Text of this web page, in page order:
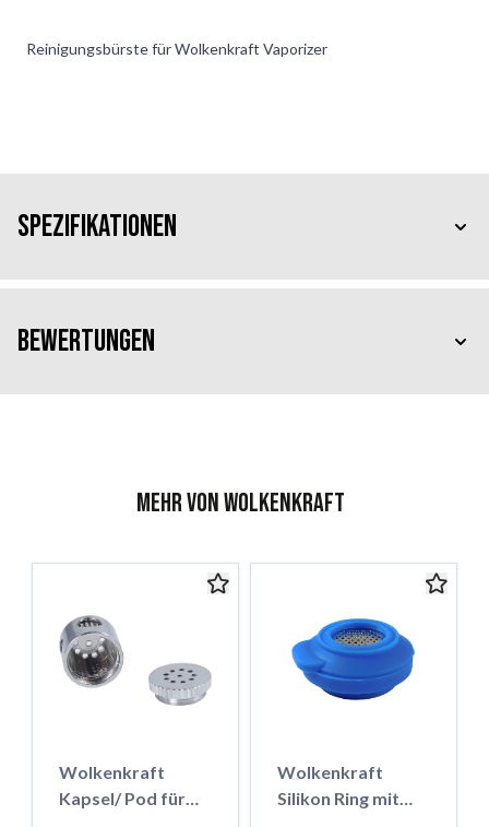
Reinigungsbürste für Wolkenkraft Vaporizer
Spezifikationen
Bewertungen
Mehr von Wolkenkraft
Wolkenkraft
Kapsel/ Pod für
Wolkenkraft
Silikon Ring mit